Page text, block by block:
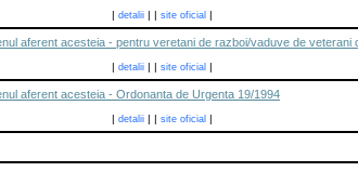
| detalii| | site oficial|
aferent acesteia - pentru veretani de razboi/vaduve de veterani
| detalii| | site oficial|
aferent acesteia - Ordonanta de Urgenta 19/1994
| detalii| | site oficial|